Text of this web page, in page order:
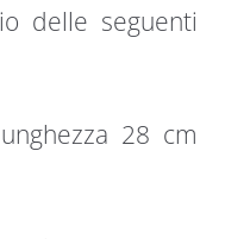
delle seguenti
28 cm